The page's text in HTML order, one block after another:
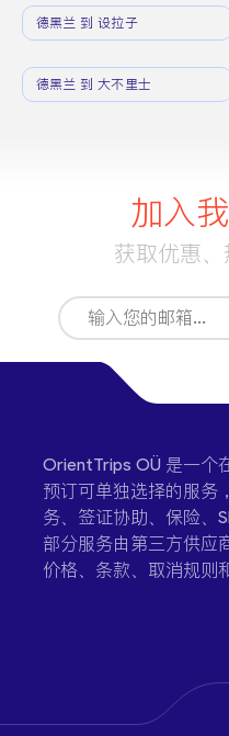
德黑兰 到 设拉子
德黑兰 到 大不里士
加入
获取优惠
OrientTrips OÜ 是一个
预订可单独选择的服务
务、签证协助、保险、
部分服务由第三方供应
价格、条款、取消规则